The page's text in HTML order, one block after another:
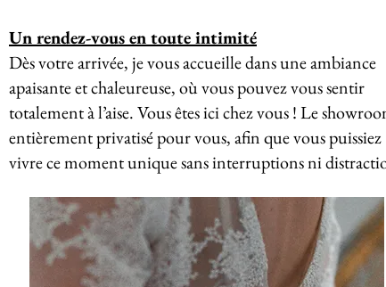
Un rendez-vous en toute intimité
Dès votre arrivée, je vous accueille dans une ambiance
apaisante et chaleureuse, où vous pouvez vous sentir
totalement à l’aise. Vous êtes ici chez vous ! Le
entièrement privatisé pour vous, afin que vous puissiez
vivre ce moment unique sans interruptions ni